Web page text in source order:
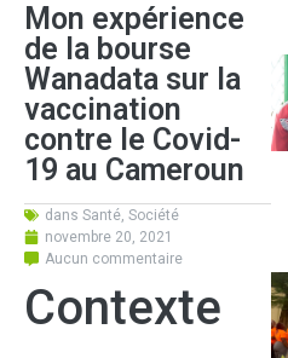
Mon expérience
de la bourse
Wanadata sur la
vaccination
contre le Covid-
19 au Cameroun
dans Santé, Société
novembre 20, 2021
Aucun commentaire
Contexte